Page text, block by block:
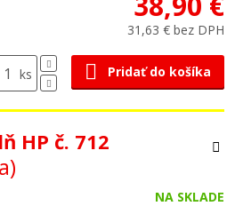
31,63 € bez DPH
ks Pridať do košíka
HP č. 712
NA SKLADE